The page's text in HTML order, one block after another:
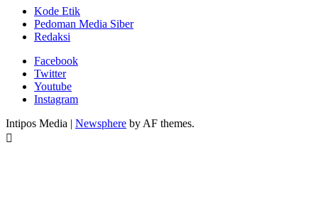
Kode Etik
Pedoman Media Siber
Redaksi
Facebook
Twitter
Youtube
Instagram
Intipos Media | Newsphere by AF themes.